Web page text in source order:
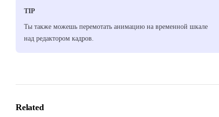
TIP
Ты также можешь перемотать анимацию на временной шкале
над редактором кадров.
Related